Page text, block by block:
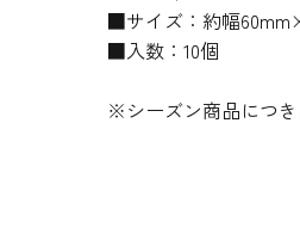
■サイズ：約幅
■入数：10個
※シーズン商品につき